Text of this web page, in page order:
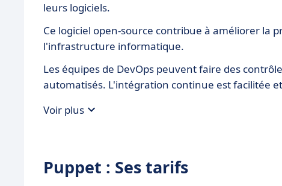
leurs logiciels.
Ce logiciel open-source contribue à améliorer la
l'infrastructure informatique.
Les équipes de DevOps peuvent faire des
automatisés. L'intégration continue est facilitée
Voir plus
Puppet : Ses tarifs